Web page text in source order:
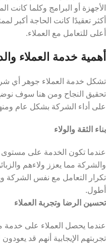
الأجهزة أو البرامج وكلما كانت
أكثر تعقيدًا كانت الحاجة أكبر
أعلى للتعامل مع العملاء.
أهمية خدمة العملاء
تشكل خدمة العملاء جوهر أي
تحقيق النجاح ومن هنا سوف
على أداء الشركة بشكل عام
بناء الثقة والولاء
عندما تكون الخدمة على مستوى
والشركة مما يعزز ولاءهم
تكرار التعامل مع نفس الشركة
أطول.
تحسين الرضا وتجربة العملاء
عندما يحصل العملاء على خدمة
تجربتهم الإيجابية أنهم قد